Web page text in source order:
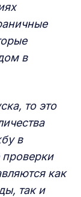
в
то это
в
как
так и